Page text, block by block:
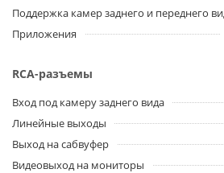
Поддержка камер заднего и переднего
Приложения
RCA-разъемы
Вход под камеру заднего вида
Линейные выходы
Выход на сабвуфер
Видеовыход на мониторы